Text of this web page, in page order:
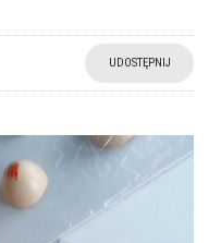
UDOSTĘPNIJ